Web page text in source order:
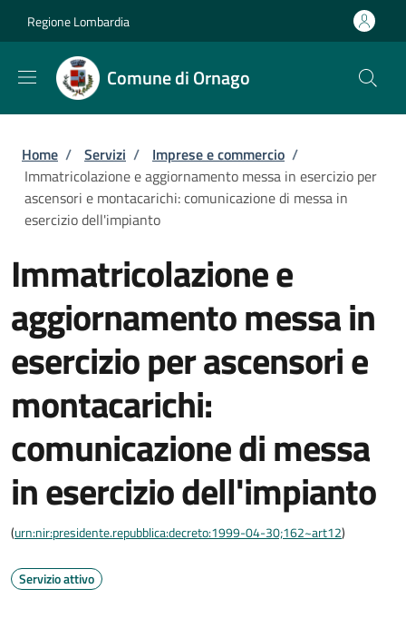
Regione Lombardia
Comune di Ornago
Briciole di pane
Home / Servizi / Imprese e commercio /
Immatricolazione e aggiornamento messa in esercizio per
ascensori e montacarichi: comunicazione di messa in
esercizio dell'impianto
Immatricolazione e
aggiornamento messa in
esercizio per ascensori e
montacarichi:
comunicazione di messa
in esercizio dell'impianto
(urn:nir:presidente.repubblica:decreto:1999-04-30;162~art12)
Servizio attivo